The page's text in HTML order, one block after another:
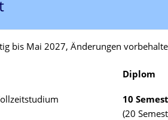
bis Mai 2027, Änderungen
Diplom
10
(20